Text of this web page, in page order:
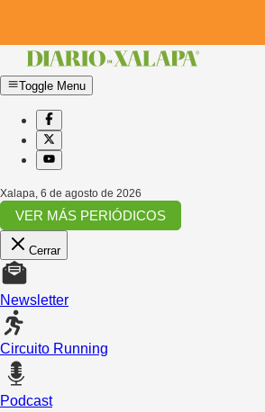
Toggle Menu
Xalapa, 6 de agosto de 2026
VER MÁS PERIÓDICOS
Cerrar
Newsletter
Circuito Running
Podcast